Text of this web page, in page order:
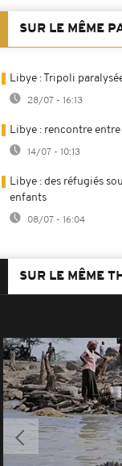
SUR LE MÊME
Libye : Tripoli
28/07 - 16:13
Libye : rencontre entre
14/07 - 10:13
Libye : des réfugiés
enfants
08/07 - 16:04
SUR LE MÊME